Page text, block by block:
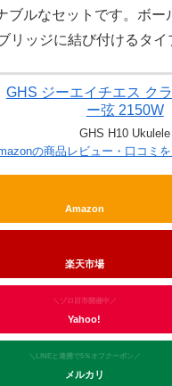
ブルなセットです。ボー
リッジに結び付けるタイ
GHS ジーエイチエス ク
ー弦 2150W
GHS H10 Ukulele
の商品レビュー・口コミ
Amazon
楽天市場
＼ゾロ目市開催中／
Yahoo!
＼LINEと連携で5％オフクーポン／
メルカリ